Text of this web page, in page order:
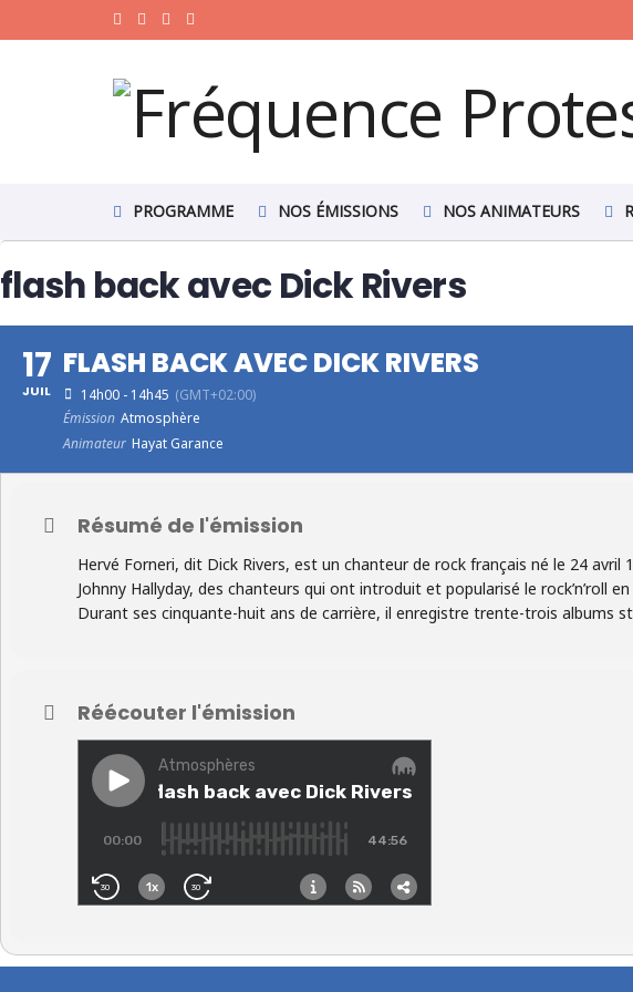
PROGRAMME NOS ÉMISSIONS NOS ANIMATEURS
flash back avec Dick Rivers
17
JUIL
FLASH BACK AVEC DICK RIVERS
14h00 - 14h45 (GMT+02:00)
Émission Atmosphère
Animateur Hayat Garance
Résumé de l'émission
Hervé Forneri, dit Dick Rivers, est un chanteur de rock français né le 24
Johnny Hallyday, des chanteurs qui ont introduit et popularisé le rock’n’roll
Durant ses cinquante-huit ans de carrière, il enregistre trente-trois albums
Réécouter l'émission